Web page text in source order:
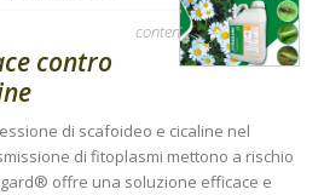
contenuto sponsorizzato
contro
di scafoideo e cicaline nel
di fitoplasmi mettono a rischio
offre una soluzione efficace e